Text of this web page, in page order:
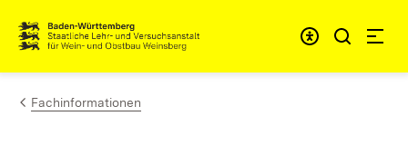
Zum Inhalt springen
Link zur Startseite
Fachinformationen